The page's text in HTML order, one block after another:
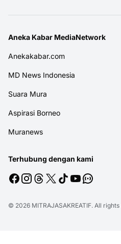
Aneka Kabar MediaNetwork
Anekakabar.com
MD News Indonesia
Suara Mura
Aspirasi Borneo
Muranews
Terhubung dengan kami
© 2026 MITRAJASAKREATIF. All